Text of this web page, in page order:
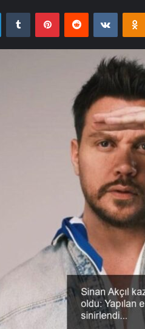
LinkedInTumblr PinterestReddit